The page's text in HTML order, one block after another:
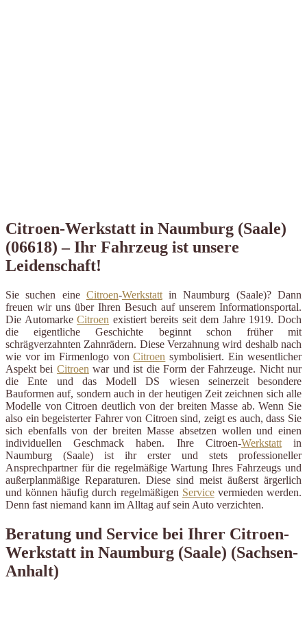
Citroen-Werkstatt in Naumburg (Saale)
(06618) – Ihr Fahrzeug ist unsere
Leidenschaft!
Sie suchen eine Citroen-Werkstattin Naumburg (Saale)? Dann
freuen wir uns über Ihren Besuch auf unserem Informationsportal.
Die AutomarkeCitroen existiert bereits seit dem Jahre 1919. Doch
die eigentliche Geschichte beginnt schon früher mit
schrägverzahnten Zahnrädern. Diese Verzahnung wird deshalb nach
wie vor im Firmenlogo vonCitroen symbolisiert. Ein wesentlicher
Aspekt bei Citroen war und ist die Form der Fahrzeuge. Nicht nur
die Ente und das Modell DS wiesen seinerzeit besondere
Bauformen auf, sondern auch in der heutigen Zeit zeichnen sich alle
Modelle von Citroen deutlich von der breiten Masse ab. Wenn Sie
also ein begeisterter Fahrer von Citroen sind, zeigt es auch, dass Sie
sich ebenfalls von der breiten Masse absetzen wollen und einen
individuellen Geschmack haben. Ihre Citroen-Werkstattin
Naumburg (Saale) ist ihr erster und stets professioneller
Ansprechpartner für die regelmäßige Wartung Ihres Fahrzeugs und
außerplanmäßige Reparaturen. Diese sind meist äußerst ärgerlich
und können häufig durch regelmäßigen Servicevermieden werden.
Denn fast niemand kann im Alltag auf sein Auto verzichten.
Beratung und Service bei Ihrer Citroen-
Werkstatt in Naumburg (Saale) (Sachsen-
Anhalt)